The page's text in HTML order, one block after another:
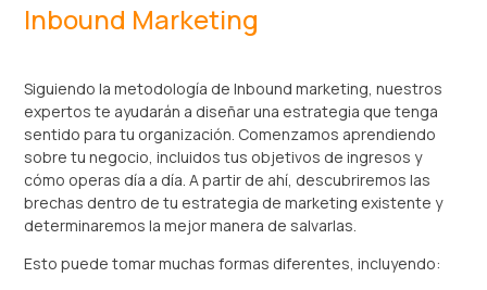
Inbound Marketing
Siguiendo la metodología de Inbound marketing, nuestros
expertos te ayudarán a diseñar una estrategia que tenga
sentido para tu organización. Comenzamos aprendiendo
sobre tu negocio, incluidos tus objetivos de ingresos y
cómo operas día a día. A partir de ahí, descubriremos las
brechas dentro de tu estrategia de marketing existente y
determinaremos la mejor manera de salvarlas.
Esto puede tomar muchas formas diferentes, incluyendo: